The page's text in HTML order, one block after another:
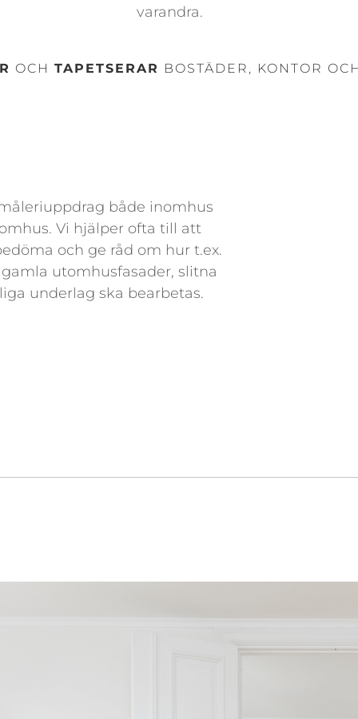
varandra.
OCH TAPETSERAR BOSTÄDER, KONTOR
både inomhus
Vi hjälper ofta till att
och ge råd om hur t.ex.
utomhusfasader, slitna
underlag ska bearbetas.